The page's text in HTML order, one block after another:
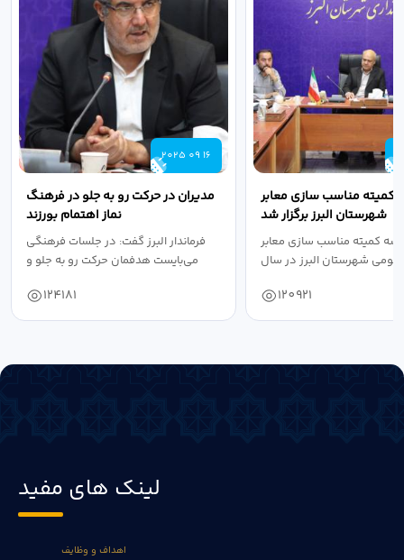
2025 09 16
مدیران در حرکت رو به جلو در فرهنگ
نماز اهتمام بورزند
فرماندار البرز گفت: در جلسات فرهنگی
می‌بایست هدفمان حرکت رو به جلو و
124181
کمیته مناسب سازی معابر
شهرستان البرز برگزار شد
کمیته مناسب سازی معابر
شهرستان البرز در سال
120921
لینک های مفید
اهداف و وظایف